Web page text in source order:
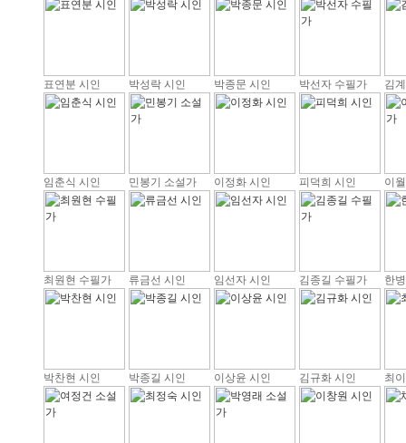
표연분 시인 박성락 시인 박종문 시인 박선자 수필가 김
임춘식 시인 민봉기 소설가 이정화 시인 피덕희 시인 이
최원현 수필가 류금선 시인 임선자 시인 김종길 수필가 한
박찬현 시인 박종길 시인 이상윤 시인 김규화 시인 최